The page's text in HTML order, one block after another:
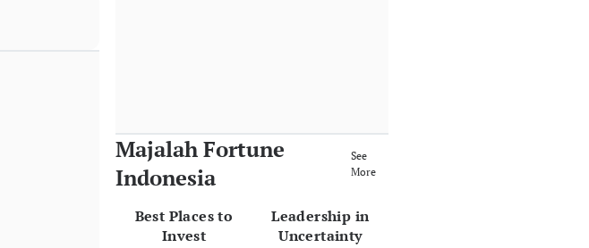
Majalah Fortune
Indonesia
See
More
Best Places to
Invest
Leadership in
Uncertainty